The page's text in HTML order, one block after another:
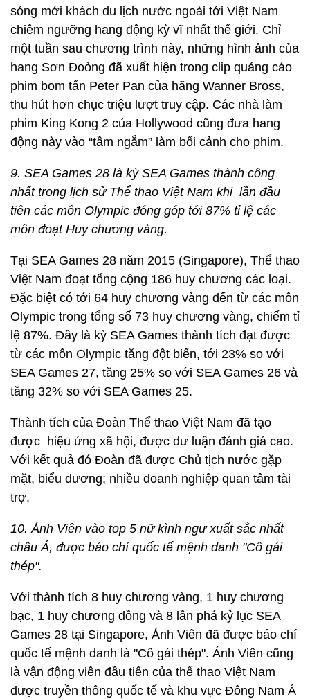
sóng mới khách du lịch nước ngoài tới Việt Nam
chiêm ngưỡng hang động kỳ vĩ nhất thế giới. Chỉ
một tuần sau chương trình này, những hình ảnh của
hang Sơn Đoòng đã xuất hiện trong clip quảng cáo
phim bom tấn Peter Pan của hãng Wanner Bross,
thu hút hơn chục triệu lượt truy cập. Các nhà làm
phim King Kong 2 của Hollywood cũng đưa hang
động này vào “tầm ngắm” làm bối cảnh cho phim.
9. SEA Games 28 là kỳ SEA Games thành công
nhất trong lịch sử Thể thao Việt Nam khi lần đầu
tiên các môn Olympic đóng góp tới 87% tỉ lệ các
môn đoạt Huy chương vàng.
Tại SEA Games 28 năm 2015 (Singapore), Thể thao
Việt Nam đoạt tổng cộng 186 huy chương các loại.
Đặc biệt có tới 64 huy chương vàng đến từ các môn
Olympic trong tổng số 73 huy chương vàng, chiếm tỉ
lệ 87%. Đây là kỳ SEA Games thành tích đạt được
từ các môn Olympic tăng đột biến, tới 23% so với
SEA Games 27, tăng 25% so với SEA Games 26 và
tăng 32% so với SEA Games 25.
Thành tích của Đoàn Thể thao Việt Nam đã tạo
được hiệu ứng xã hội, được dư luận đánh giá cao.
Với kết quả đó Đoàn đã được Chủ tịch nước gặp
mặt, biểu dương; nhiều doanh nghiệp quan tâm tài
trợ.
10. Ánh Viên vào top 5 nữ kình ngư xuất sắc nhất
châu Á, được báo chí quốc tế mệnh danh "Cô gái
thép".
Với thành tích 8 huy chương vàng, 1 huy chương
bạc, 1 huy chương đồng và 8 lần phá kỷ lục SEA
Games 28 tại Singapore, Ánh Viên đã được báo chí
quốc tế mệnh danh là "Cô gái thép". Ánh Viên cũng
là vận động viên đầu tiên của thể thao Việt Nam
được truyền thông quốc tế và khu vực Đông Nam Á